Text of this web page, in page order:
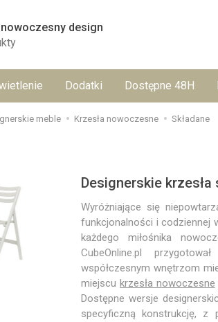
design
Dodatki Dostępne 48H
meble Krzesła nowoczesne Składane
Designerskie krzesła
Wyróżniające się
funkcjonalności i codziennej
każdego miłośnika
CubeOnline.pl
współczesnym wnętrzom
miejscukrzesła nowoczesne
Dostępne wersje
specyficzną konstrukcję, z